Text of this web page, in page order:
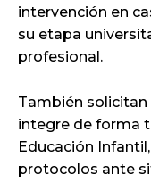
intervención en
su etapa
profesional.
También solicitan
integre de forma
Educación
protocolos ante